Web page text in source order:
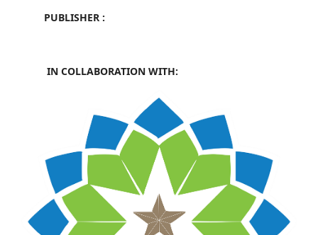
PUBLISHER :
IN COLLABORATION WITH: